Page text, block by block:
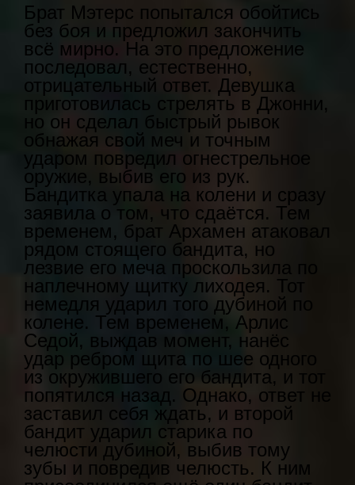
Брат Мэтерс попытался обойтись
без боя и предложил закончить
всё мирно. На это предложение
последовал, естественно,
отрицательный ответ. Девушка
приготовилась стрелять в Джонни,
но он сделал быстрый рывок
обнажая свой меч и точным
ударом повредил огнестрельное
оружие, выбив его из рук.
Бандитка упала на колени и сразу
заявила о том, что сдаётся. Тем
временем, брат Архамен атаковал
рядом стоящего бандита, но
лезвие его меча проскользила по
наплечному щитку лиходея. Тот
немедля ударил того дубиной по
колене. Тем временем, Арлис
Седой, выждав момент, нанёс
удар ребром щита по шее одного
из окружившего его бандита, и тот
попятился назад. Однако, ответ не
заставил себя ждать, и второй
бандит ударил старика по
челюсти дубиной, выбив тому
зубы и повредив челюсть. К ним